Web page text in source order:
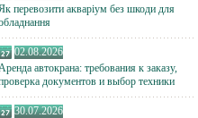
перевозити акваріум без шкоди для
02.08.2026
автокрана: требования к заказу,
документов и выбор техники
30.07.2026